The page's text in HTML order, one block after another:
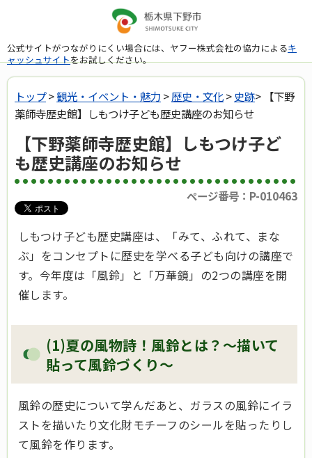
公式サイトがつながりにくい場合には、ヤフー株式会社の協力によるキ
ャッシュサイトをお試しください。
トップ>観光・イベント・魅力 >歴史・文化>史跡> 【下野
薬師寺歴史館】しもつけ子ども歴史講座のお知らせ
【下野薬師寺歴史館】しもつけ子ど
も歴史講座のお知らせ
ページ番号：P-010463
しもつけ子ども歴史講座は、「みて、ふれて、まな
ぶ」をコンセプトに歴史を学べる子ども向けの講座で
す。今年度は「風鈴」と「万華鏡」の2つの講座を開
催します。
(1)夏の風物詩！風鈴とは？～描いて
貼って風鈴づくり～
風鈴の歴史について学んだあと、ガラスの風鈴にイラ
ストを描いたり文化財モチーフのシールを貼ったりし
て風鈴を作ります。